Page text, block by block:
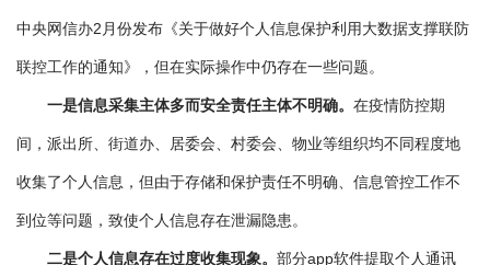
中央网信办2月份发布《关于做好个人信息保护利用大数据支撑联防
联控工作的通知》，但在实际操作中仍存在一些问题。
一是信息采集主体多而安全责任主体不明确。 在疫情防控期
间，派出所、街道办、居委会、村委会、物业等组织均不同程度地
收集了个人信息，但由于存储和保护责任不明确、信息管控工作不
到位等问题，致使个人信息存在泄漏隐患。
二是个人信息存在过度收集现象。 部分app软件提取个人通讯